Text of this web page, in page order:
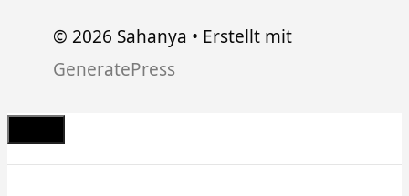
© 2026 Sahanya • Erstellt mit
GeneratePress
Schließen